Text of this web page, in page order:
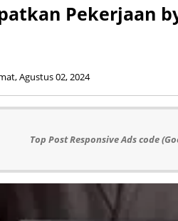
Pekerjaan
Agustus 02, 2024
Top Post Responsive Ads code